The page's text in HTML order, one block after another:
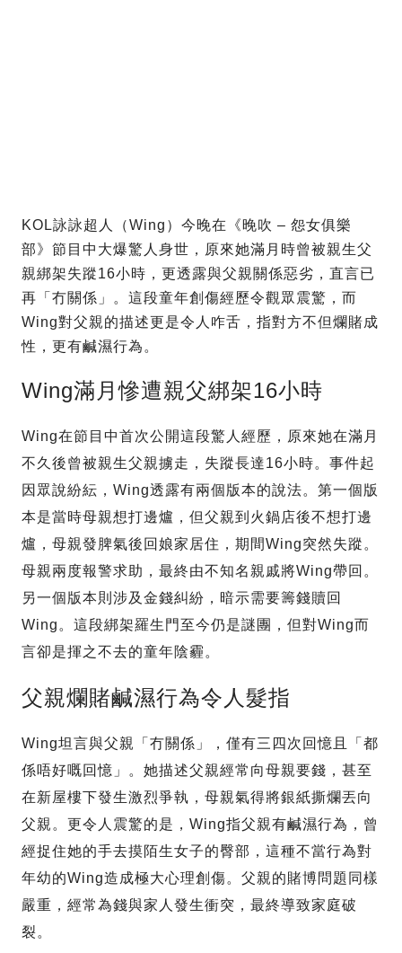
KOL詠詠超人（Wing）今晚在《晚吹 – 怨女俱樂
部》節目中大爆驚人身世，原來她滿月時曾被親生父
親綁架失蹤16小時，更透露與父親關係惡劣，直言已
再「冇關係」。這段童年創傷經歷令觀眾震驚，而
Wing對父親的描述更是令人咋舌，指對方不但爛賭成
性，更有鹹濕行為。
Wing滿月慘遭親父綁架16小時
Wing在節目中首次公開這段驚人經歷，原來她在滿月
不久後曾被親生父親擄走，失蹤長達16小時。事件起
因眾說紛紜，Wing透露有兩個版本的說法。第一個版
本是當時母親想打邊爐，但父親到火鍋店後不想打邊
爐，母親發脾氣後回娘家居住，期間Wing突然失蹤。
母親兩度報警求助，最終由不知名親戚將Wing帶回。
另一個版本則涉及金錢糾紛，暗示需要籌錢贖回
Wing。這段綁架羅生門至今仍是謎團，但對Wing而
言卻是揮之不去的童年陰霾。
父親爛賭鹹濕行為令人髮指
Wing坦言與父親「冇關係」，僅有三四次回憶且「都
係唔好嘅回憶」。她描述父親經常向母親要錢，甚至
在新屋樓下發生激烈爭執，母親氣得將銀紙撕爛丟向
父親。更令人震驚的是，Wing指父親有鹹濕行為，曾
經捉住她的手去摸陌生女子的臀部，這種不當行為對
年幼的Wing造成極大心理創傷。父親的賭博問題同樣
嚴重，經常為錢與家人發生衝突，最終導致家庭破
裂。